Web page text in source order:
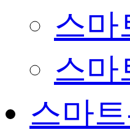
스마
스마
스마